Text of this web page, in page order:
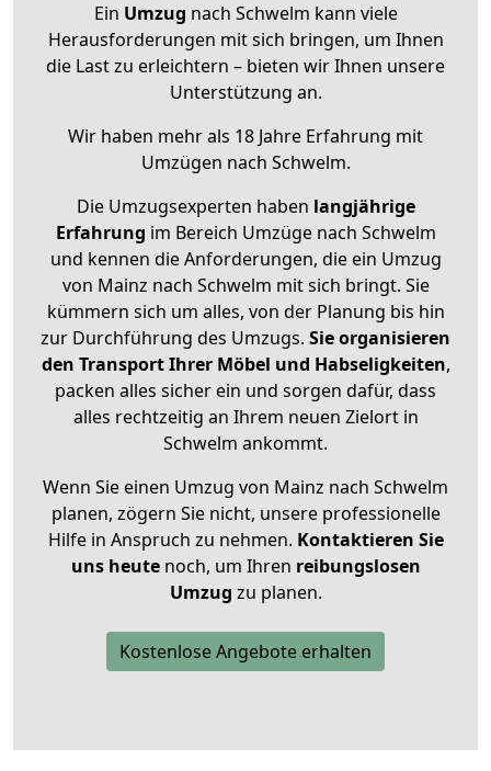
Ein Umzug nach Schwelm kann viele
Herausforderungen mit sich bringen, um Ihnen
die Last zu erleichtern – bieten wir Ihnen unsere
Unterstützung an.
Wir haben mehr als 18 Jahre Erfahrung mit
Umzügen nach Schwelm.
Die Umzugsexperten haben langjährige
Erfahrung im Bereich Umzüge nach Schwelm
und kennen die Anforderungen, die ein Umzug
von Mainz nach Schwelm mit sich bringt. Sie
kümmern sich um alles, von der Planung bis hin
zur Durchführung des Umzugs. Sie organisieren
den Transport Ihrer Möbel und Habseligkeiten,
packen alles sicher ein und sorgen dafür, dass
alles rechtzeitig an Ihrem neuen Zielort in
Schwelm ankommt.
Wenn Sie einen Umzug von Mainz nach Schwelm
planen, zögern Sie nicht, unsere professionelle
Hilfe in Anspruch zu nehmen. Kontaktieren Sie
uns heutenoch, um Ihren reibungslosen
Umzug zu planen.
Kostenlose Angebote erhalten